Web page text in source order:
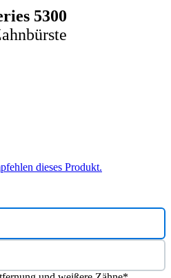
5300
dieses Produkt.